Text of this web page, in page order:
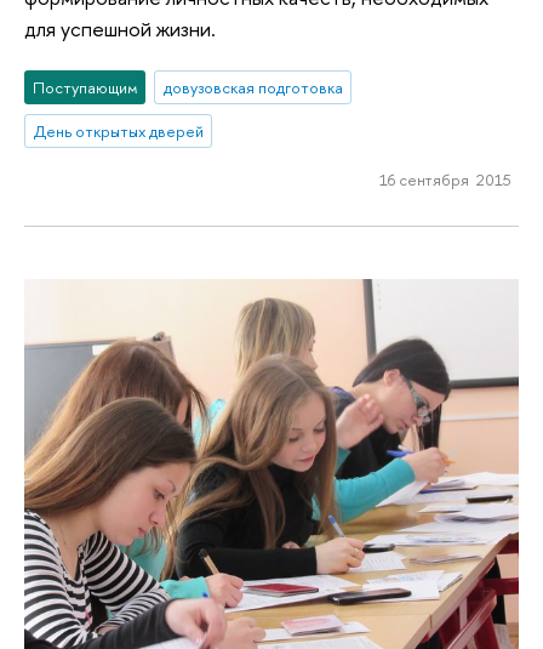
для успешной жизни.
Поступающим
довузовская подготовка
День открытых дверей
16 сентября 2015